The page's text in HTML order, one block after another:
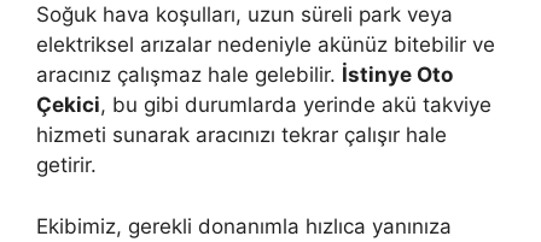
Soğuk hava koşulları, uzun süreli park veya
elektriksel arızalar nedeniyle akünüz bitebilir ve
aracınız çalışmaz hale gelebilir. İstinye Oto
Çekici, bu gibi durumlarda yerinde akü takviye
hizmeti sunarak aracınızı tekrar çalışır hale
getirir.
Ekibimiz, gerekli donanımla hızlıca yanınıza